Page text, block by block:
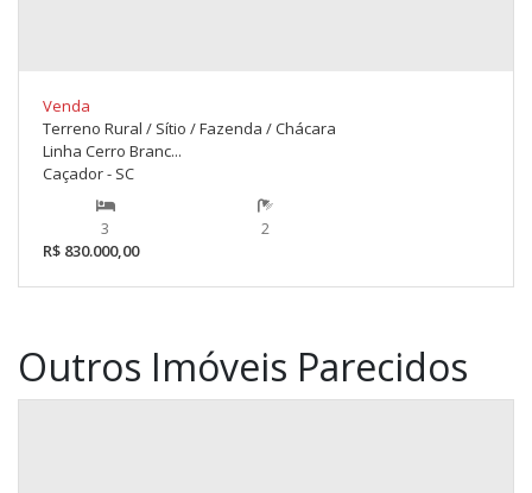
Venda
Terreno Rural / Sítio / Fazenda / Chácara
Linha Cerro Branc...
Caçador - SC
3
2
R$ 830.000,00
Outros Imóveis Parecidos